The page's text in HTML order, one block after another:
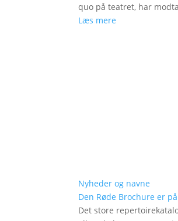
quo på teatret, har
Læs mere
Nyheder og navne
Den Røde Brochure er
Det store